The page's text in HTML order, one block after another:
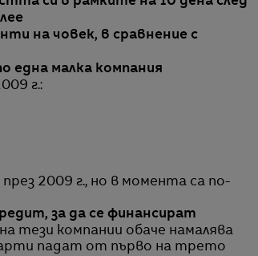
на човек, в сравнение с
една малка компания
г.:
2009 г., но в момента са по-
за да се финансират
тези компании обаче намалява
падат от първо на трето